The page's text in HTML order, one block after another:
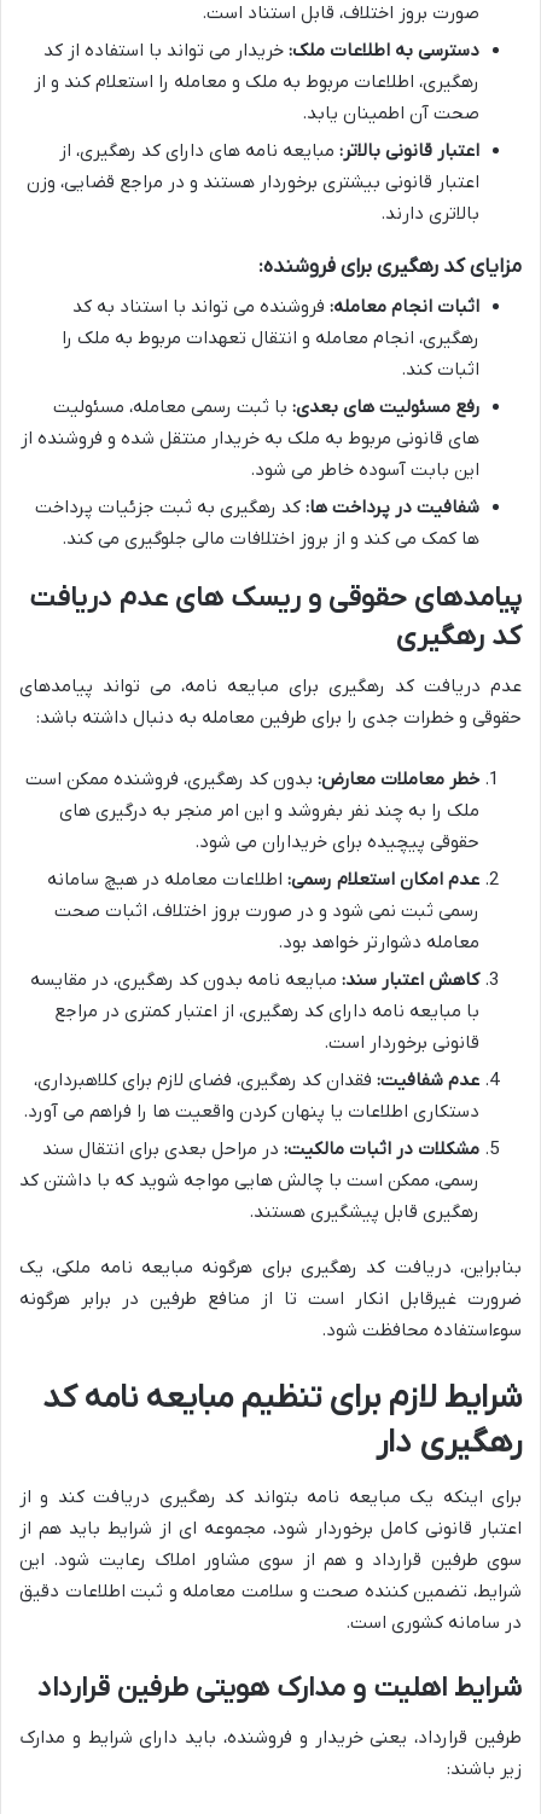
صورت بروز اختلاف، قابل استناد است.
دسترسی به اطلاعات ملک: خریدار می تواند با استفاده از کد
رهگیری، اطلاعات مربوط به ملک و معامله را استعلام کند و از
صحت آن اطمینان یابد.
اعتبار قانونی بالاتر: مبایعه نامه های دارای کد رهگیری، از
اعتبار قانونی بیشتری برخوردار هستند و در مراجع قضایی، وزن
بالاتری دارند.
مزایای کد رهگیری برای فروشنده:
اثبات انجام معامله: فروشنده می تواند با استناد به کد
رهگیری، انجام معامله و انتقال تعهدات مربوط به ملک را
اثبات کند.
رفع مسئولیت های بعدی: با ثبت رسمی معامله، مسئولیت
های قانونی مربوط به ملک به خریدار منتقل شده و فروشنده از
این بابت آسوده خاطر می شود.
شفافیت در پرداخت ها: کد رهگیری به ثبت جزئیات پرداخت
ها کمک می کند و از بروز اختلافات مالی جلوگیری می کند.
پیامدهای حقوقی و ریسک های عدم دریافت
کد رهگیری
عدم دریافت کد رهگیری برای مبایعه نامه، می تواند پیامدهای
حقوقی و خطرات جدی را برای طرفین معامله به دنبال داشته باشد:
خطر معاملات معارض: بدون کد رهگیری، فروشنده ممکن است
ملک را به چند نفر بفروشد و این امر منجر به درگیری های
حقوقی پیچیده برای خریداران می شود.
عدم امکان استعلام رسمی: اطلاعات معامله در هیچ سامانه
رسمی ثبت نمی شود و در صورت بروز اختلاف، اثبات صحت
معامله دشوارتر خواهد بود.
کاهش اعتبار سند: مبایعه نامه بدون کد رهگیری، در مقایسه
با مبایعه نامه دارای کد رهگیری، از اعتبار کمتری در مراجع
قانونی برخوردار است.
عدم شفافیت: فقدان کد رهگیری، فضای لازم برای کلاهبرداری،
دستکاری اطلاعات یا پنهان کردن واقعیت ها را فراهم می آورد.
مشکلات در اثبات مالکیت: در مراحل بعدی برای انتقال سند
رسمی، ممکن است با چالش هایی مواجه شوید که با داشتن کد
رهگیری قابل پیشگیری هستند.
بنابراین، دریافت کد رهگیری برای هرگونه مبایعه نامه ملکی، یک
ضرورت غیرقابل انکار است تا از منافع طرفین در برابر هرگونه
سوءاستفاده محافظت شود.
شرایط لازم برای تنظیم مبایعه نامه کد
رهگیری دار
برای اینکه یک مبایعه نامه بتواند کد رهگیری دریافت کند و از
اعتبار قانونی کامل برخوردار شود، مجموعه ای از شرایط باید هم از
سوی طرفین قرارداد و هم از سوی مشاور املاک رعایت شود. این
شرایط، تضمین کننده صحت و سلامت معامله و ثبت اطلاعات دقیق
در سامانه کشوری است.
شرایط اهلیت و مدارک هویتی طرفین قرارداد
طرفین قرارداد، یعنی خریدار و فروشنده، باید دارای شرایط و مدارک
زیر باشند: